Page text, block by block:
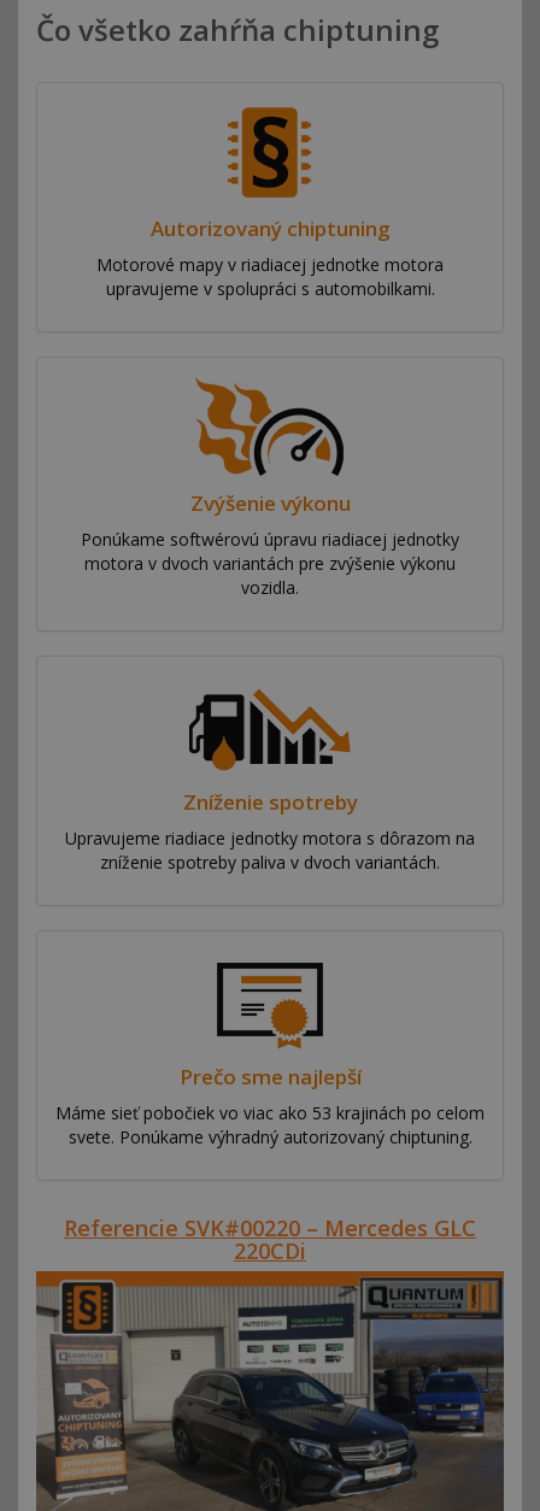
Čo všetko zahŕňa chiptuning
Autorizovaný chiptuning
Motorové mapy v riadiacej jednotke motora
upravujeme v spolupráci s automobilkami.
Zvýšenie výkonu
Ponúkame softwérovú úpravu riadiacej jednotky
motora v dvoch variantách pre zvýšenie výkonu
vozidla.
Zníženie spotreby
Upravujeme riadiace jednotky motora s dôrazom na
zníženie spotreby paliva v dvoch variantách.
Prečo sme najlepší
Máme sieť pobočiek vo viac ako 53 krajinách po celom
svete. Ponúkame výhradný autorizovaný chiptuning.
Referencie SVK#00220 – Mercedes GLC
220CDi